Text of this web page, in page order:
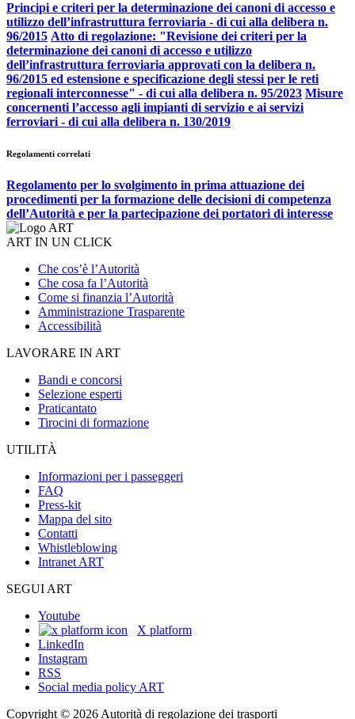
Principi e criteri per la determinazione dei canoni di accesso e
utilizzo dell’infrastruttura ferroviaria - di cui alla delibera n.
96/2015 Atto di regolazione: "Revisione dei criteri per la
determinazione dei canoni di accesso e utilizzo
dell’infrastruttura ferroviaria approvati con la delibera n.
96/2015 ed estensione e specificazione degli stessi per le reti
regionali interconnesse" - di cui alla delibera n. 95/2023 Misure
concernenti l’accesso agli impianti di servizio e ai servizi
ferroviari - di cui alla delibera n. 130/2019
Regolamenti correlati
Regolamento per lo svolgimento in prima attuazione dei
procedimenti per la formazione delle decisioni di competenza
dell’Autorità e per la partecipazione dei portatori di interesse
ART IN UN CLICK
Che cos’è l’Autorità
Che cosa fa l’Autorità
Come si finanzia l’Autorità
Amministrazione Trasparente
Accessibilità
LAVORARE IN ART
Bandi e concorsi
Selezione esperti
Praticantato
Tirocini di formazione
UTILITÀ
Informazioni per i passeggeri
FAQ
Press-kit
Mappa del sito
Contatti
Whistleblowing
Intranet ART
SEGUI ART
Youtube
X platform
LinkedIn
Instagram
RSS
Social media policy ART
Copyright © 2026 Autorità di regolazione dei trasporti